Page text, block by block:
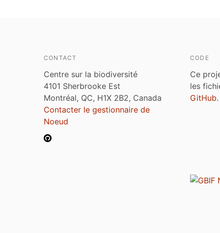
CONTACT
Centre sur la biodiversité
4101 Sherbrooke Est
Montréal, QC, H1X 2B2, Canada
Contacter le gestionnaire de
Noeud
CODE
Ce
les
GitHub.